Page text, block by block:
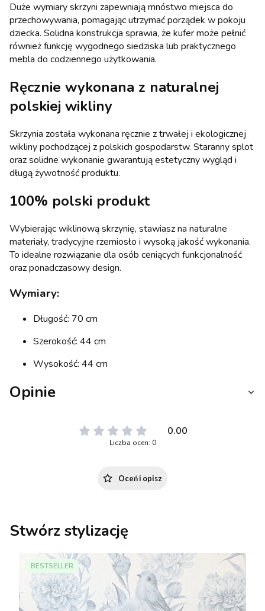
Duże wymiary skrzyni zapewniają mnóstwo miejsca do
przechowywania, pomagając utrzymać porządek w pokoju
dziecka. Solidna konstrukcja sprawia, że kufer może pełnić
również funkcję wygodnego siedziska lub praktycznego
mebla do codziennego użytkowania.
Ręcznie wykonana z naturalnej
polskiej wikliny
Skrzynia została wykonana ręcznie z trwałej i ekologicznej
wikliny pochodzącej z polskich gospodarstw. Staranny splot
oraz solidne wykonanie gwarantują estetyczny wygląd i
długą żywotność produktu.
100% polski produkt
Wybierając wiklinową skrzynię, stawiasz na naturalne
materiały, tradycyjne rzemiosło i wysoką jakość wykonania.
To idealne rozwiązanie dla osób ceniących funkcjonalność
oraz ponadczasowy design.
Wymiary:
Długość: 70 cm
Szerokość: 44 cm
Wysokość: 44 cm
Opinie
0.00
Liczba ocen: 0
Oceń i opisz
Stwórz stylizację
BESTSELLER